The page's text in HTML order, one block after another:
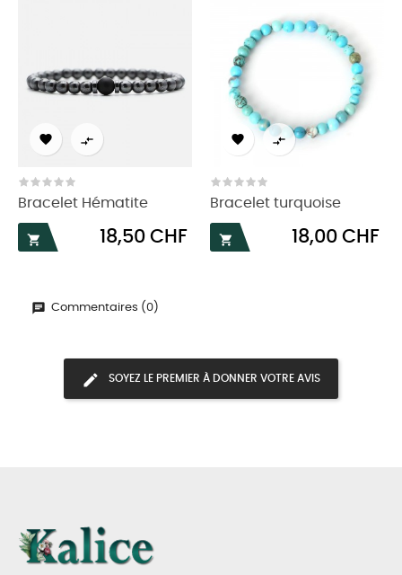
 
Bracelet Hématite

Prix
18,50 CHF
 
Bracelet turquoise

Prix
18,00 CHF
Commentaires (0)
SOYEZ LE PREMIER À DONNER VOTRE AVIS